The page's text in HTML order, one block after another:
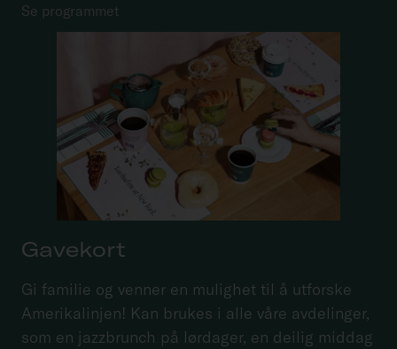
Se programmet
Gavekort
Gi familie og venner en mulighet til å utforske
Amerikalinjen! Kan brukes i alle våre avdelinger,
som en jazzbrunch på lørdager, en deilig middag